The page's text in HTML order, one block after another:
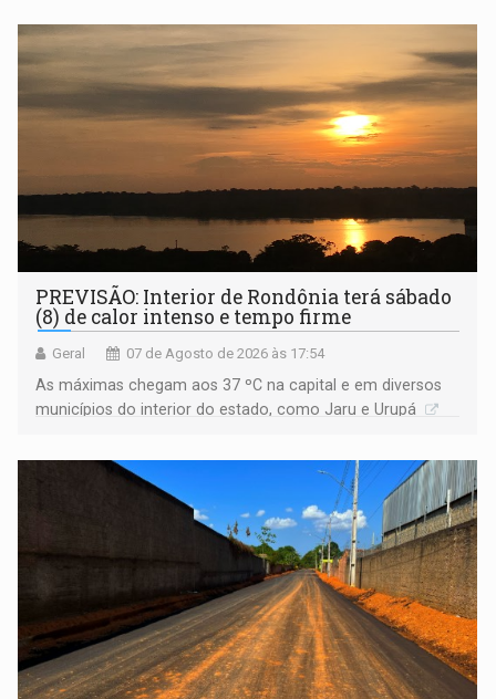
PREVISÃO: Interior de Rondônia terá sábado
(8) de calor intenso e tempo firme
Geral 07 de Agosto de 2026 às 17:54
As máximas chegam aos 37 ºC na capital e em diversos
municípios do interior do estado, como Jaru e Urupá